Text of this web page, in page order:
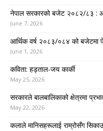
नेपाल सरकारको बजेट २०८२/८३ :
June 7, 2026
आर्थिक वर्ष २०८३/०८४ को बजेटमा
June 1, 2026
कविता: हड्ताल-जय कार्की
May 25, 2026
सरकारले बालबालिकाको क्षेत्रमा
May 22, 2026
कलाले मानिसहरूलाई राम्रोसँग